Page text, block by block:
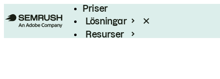
Priser
Lösningar
Resurser